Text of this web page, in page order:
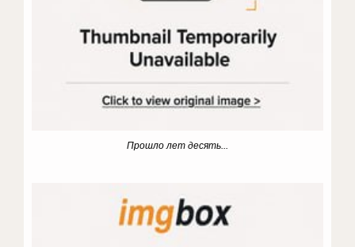
Прошло лет десять...